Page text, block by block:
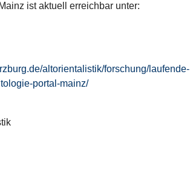
ist aktuell erreichbar unter:
altorientalistik/forschung/laufende-
portal-mainz/